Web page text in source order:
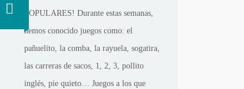
POPULARES! Durante estas semanas,
hemos conocido juegos como: el
pañuelito, la comba, la rayuela, sogatira,
las carreras de sacos, 1, 2, 3, pollito
inglés, pie quieto… Juegos a los que